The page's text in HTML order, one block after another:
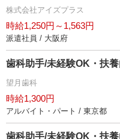
株式会社アイズプラス
時給1,250円～1,563円
派遣社員 / 大阪府
歯科助手/未経験OK・扶
望月歯科
時給1,300円
アルバイト・パート / 東京都
歯科助手/未経験OK・扶